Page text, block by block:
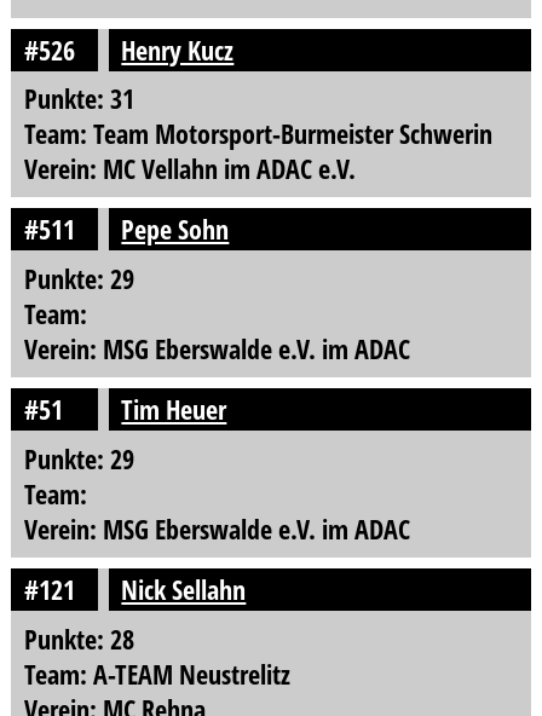
#526
Henry Kucz
Punkte: 31
Team: Team Motorsport-Burmeister Schwerin
Verein: MC Vellahn im ADAC e.V.
#511
Pepe Sohn
Punkte: 29
Team:
Verein: MSG Eberswalde e.V. im ADAC
#51
Tim Heuer
Punkte: 29
Team:
Verein: MSG Eberswalde e.V. im ADAC
#121
Nick Sellahn
Punkte: 28
Team: A-TEAM Neustrelitz